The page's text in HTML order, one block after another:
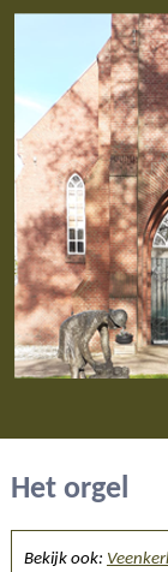
Het orgel
Bekijk ook: